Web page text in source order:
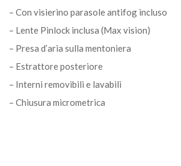
– Con visierino parasole antifog incluso
– Lente Pinlock inclusa (Max vision)
– Presa d’aria sulla mentoniera
– Estrattore posteriore
– Interni removibili e lavabili
– Chiusura micrometrica